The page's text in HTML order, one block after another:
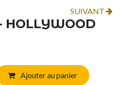
SUIVANT
HOLLYWOOD
Ajouter au panier